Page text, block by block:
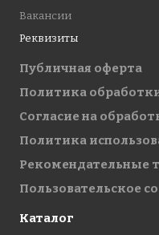
Вакансии
Реквизиты
Публичная оферта
Политика
Cогласие на
Политика
Рекомендательные
Пользовательское
Каталог